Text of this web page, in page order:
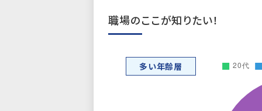
職場のここが知りたい！
多い年齢層